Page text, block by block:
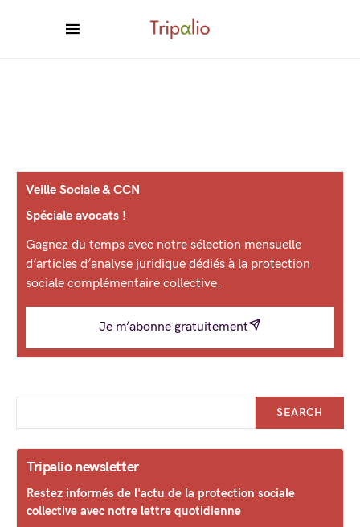
Veille Sociale & CCN
Spéciale avocats !
Gagnez du temps avec notre sélection mensuelle
d’articles d’analyse juridique dédiés à la protection
sociale complémentaire collective.
Je m’abonne gratuitement
SEARCH
Tripalio newsletter
Restez informés de l'actu de la protection sociale
collective avec notre lettre quotidienne